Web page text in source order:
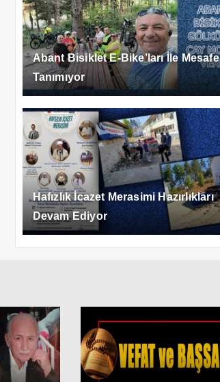
Abant Bisiklet E-Bike’ları İle Mesafe
Tanımıyor
Hafızlık İcazet Merasimi Hazırlıkları
Devam Ediyor